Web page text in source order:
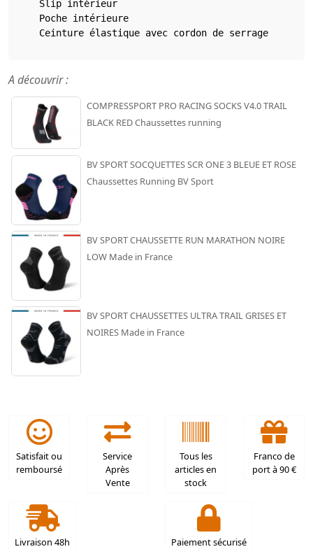
    Slip intérieur
    Poche intérieure
    Ceinture élastique avec cordon de serrage
A découvrir :
COMPRESSPORT PRO RACING SOCKS V4.0 TRAIL
BLACK RED Chaussettes running
BV SPORT SOCQUETTES SCR ONE 3 BLEUE ET ROSE
Chaussettes Running BV Sport
BV SPORT CHAUSSETTE RUN MARATHON NOIRE
LOW Made in France
BV SPORT CHAUSSETTES ULTRA TRAIL GRISES ET
NOIRES Made in France
Satisfait ou
remboursé
Service
Après
Vente
Tous les
articles en
stock
Franco de
port à 90 €
Livraison 48h Paiement sécurisé